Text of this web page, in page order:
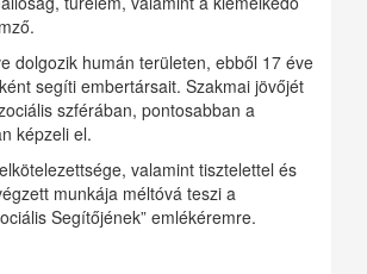
dolgozik humán területen, ebből 17 éve
segíti embertársait. Szakmai jövőjét
szférában, pontosabban a
képzeli el.
valamint tisztelettel és
munkája méltóvá teszi a
Segítőjének” emlékéremre.